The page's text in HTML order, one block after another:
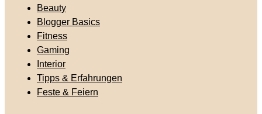
Beauty
Blogger Basics
Fitness
Gaming
Interior
Tipps & Erfahrungen
Feste & Feiern